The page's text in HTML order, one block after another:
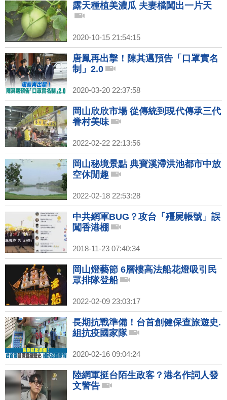
露天種植美濃瓜 夫妻檔闖出一片天
2020-10-15 21:54:15
唐鳳再出擊！陳其邁預告「口罩實名
制」2.0
2020-03-20 22:37:58
岡山欣欣市場 從傳統到現代傳承三代
眷村美味
2022-02-22 22:13:56
岡山秘境景點 典寶溪滯洪池都市中放
空休閒趣
2022-02-18 22:53:28
中共網軍BUG？攻台「殭屍帳號」誤
闖香港棚
2018-11-23 07:40:34
岡山燈藝節 6層樓高法船花燈吸引民
眾排隊登船
2022-02-09 23:03:17
長期抗戰準備！台首創健保查旅遊史.
組抗疫國家隊
2020-02-16 09:04:24
陸網軍挺台陌生政客？港名作詞人發
文警告